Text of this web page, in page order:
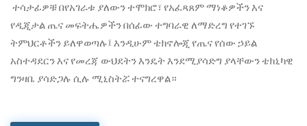
ተሳታፊዎቹ በየአገራቱ ያለውን ተሞክሮ፣ የአፈጻጸም ማነቆዎችን እና
የዲጂታል ጤና መፍትሔዎችን በሰፊው ተግባራዊ ለማድረግ የተገኙ
ትምህርቶችን ይለዋወጣሉ፤ እንዲሁም ቴክኖሎጂ የጤና የሰው ኃይል
አስተዳደርን እና የመረጃ ውህደትን እንዴት እንደሚያሳድግ ያላቸውን ቴክኒካዊ
ግንዛቤ ያሳድጋሉ ሲሉ ሚኒስትሯ ተናግረዋል።